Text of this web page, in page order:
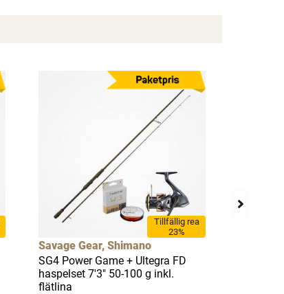
Tillfällig rea
23%
Savage Gear, Shimano
SG4 Power Game + Ultegra FD
haspelset 7'3" 50-100 g inkl.
flätlina